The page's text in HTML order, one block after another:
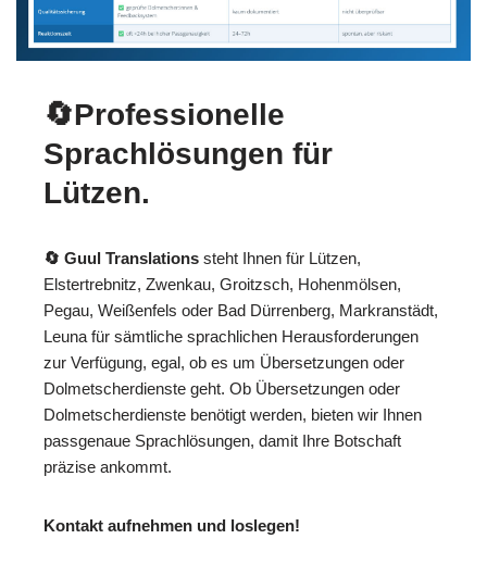
🔄Professionelle
Sprachlösungen für
Lützen.
🔄 Guul Translations steht Ihnen für Lützen,
Elstertrebnitz, Zwenkau, Groitzsch, Hohenmölsen,
Pegau, Weißenfels oder Bad Dürrenberg, Markranstädt,
Leuna für sämtliche sprachlichen Herausforderungen
zur Verfügung, egal, ob es um Übersetzungen oder
Dolmetscherdienste geht. Ob Übersetzungen oder
Dolmetscherdienste benötigt werden, bieten wir Ihnen
passgenaue Sprachlösungen, damit Ihre Botschaft
präzise ankommt.
Kontakt aufnehmen und loslegen!